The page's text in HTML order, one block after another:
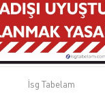
İsg Tabelam